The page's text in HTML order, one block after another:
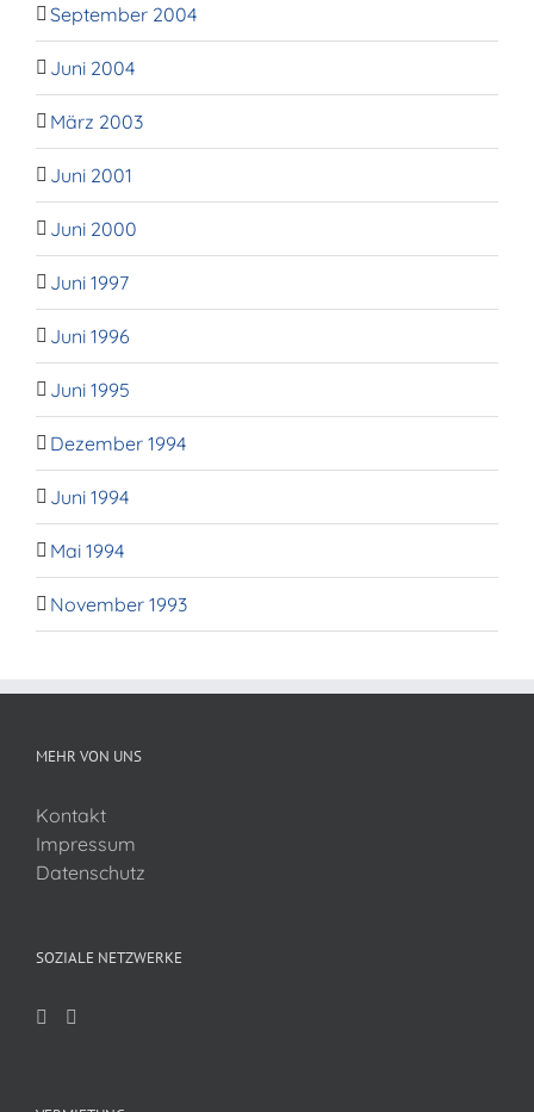
September 2004
Juni 2004
März 2003
Juni 2001
Juni 2000
Juni 1997
Juni 1996
Juni 1995
Dezember 1994
Juni 1994
Mai 1994
November 1993
MEHR VON UNS
Kontakt
Impressum
Datenschutz
SOZIALE NETZWERKE